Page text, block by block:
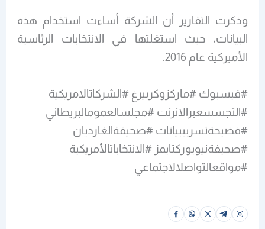
وذكرت التقارير أن الشركة أساءت استخدام هذه
البيانات، حيث استغلتها في الانتخابات الرئاسية
الأميركية عام 2016.
#فيسبوك #ماركزوكربيرغ #الشركاتالامريكية
#التجسسعبرالانرنت #مجلسالعمومالبريطاني
#فضيحةتسريببيانات #صحيفةالغارديان
#صحيفةنيويوركتايمز #الانتخاباتالأمريكية
#مواقعالتواصلالاجتماعي